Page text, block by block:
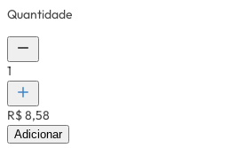
Quantidade
1
R$ 8,58
Adicionar